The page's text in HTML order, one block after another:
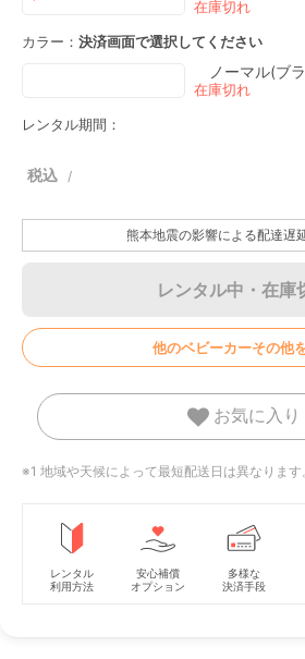
カラー： 決済画面で選択してください
ノーマル(ブ
レンタル期間：
熊本地震の影響による配達遅
レンタル中・在庫
他のベビーカーその他
お気に入り
※1 地域や天候によって最短配送日は異なります
レンタル
利用方法
安心補償
オプション
多様な
決済手段